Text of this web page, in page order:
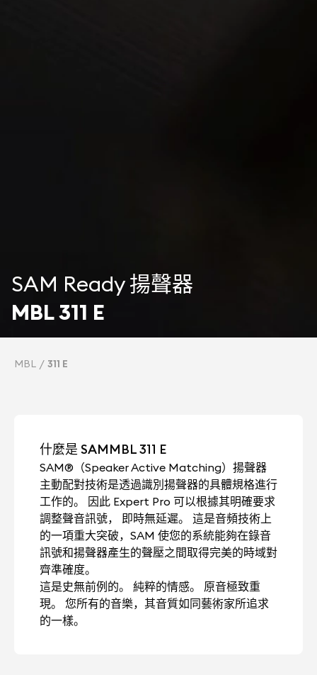
SAM Ready 揚聲器
MBL 311 E
MBL 311 E
什麼是 SAMMBL 311 E
SAM®（Speaker Active Matching）揚聲器
主動配對技術是透過識別揚聲器的具體規格進行
工作的。 因此 Expert Pro 可以根據其明確要求
調整聲音訊號， 即時無延遲。 這是音頻技術上
的一項重大突破，SAM 使您的系統能夠在錄音
訊號和揚聲器產生的聲壓之間取得完美的時域對
齊準確度。
這是史無前例的。 純粹的情感。 原音極致重
現。 您所有的音樂，其音質如同藝術家所追求
的一樣。